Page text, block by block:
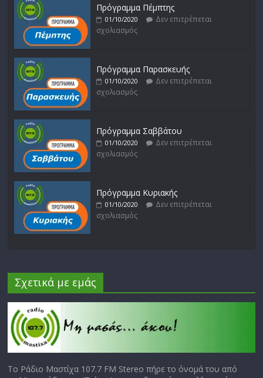
Πρόγραμμα Πέμπτης
01/10/2020
Δεν επιτρέπεται
σχολιασμός
Πρόγραμμα Παρασκευής
01/10/2020
Δεν επιτρέπεται
σχολιασμός
Πρόγραμμα Σαββάτου
01/10/2020
Δεν επιτρέπεται
σχολιασμός
Πρόγραμμα Κυριακής
01/10/2020
Δεν επιτρέπεται
σχολιασμός
Σχετικά με εμάς
Το Ράδιο Μαστίχα 107.7 FM Stereo πήρε το όνομά του από